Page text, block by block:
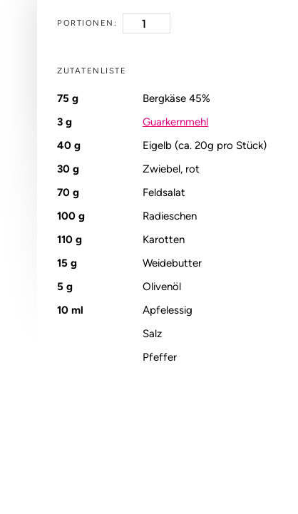
PORTIONEN:
ZUTATENLISTE
75 g
Bergkäse 45%
3 g
Guarkernmehl
40 g
Eigelb (ca. 20g pro Stück)
30 g
Zwiebel, rot
70 g
Feldsalat
100 g
Radieschen
110 g
Karotten
15 g
Weidebutter
5 g
Olivenöl
10 ml
Apfelessig
Salz
Pfeffer